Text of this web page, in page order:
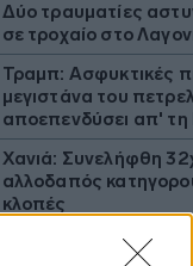
Δύο τραυματίες
σε τροχαίο στο
Τραμπ: Ασφυκτικές
μεγιστάνα του
αποεπενδύσει απ' τη
Χανιά: Συνελήφθη
αλλοδαπός
κλοπές
Θεσσαλονίκη: Δύο